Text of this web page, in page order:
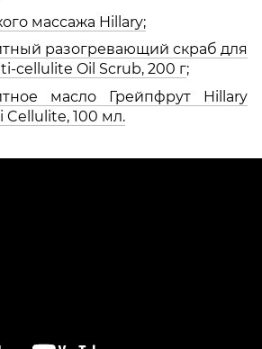
массажа Hillary;
разогревающий скраб для
cellulite Oil Scrub, 200 г;
масло Грейпфрут Hillary
100 мл.